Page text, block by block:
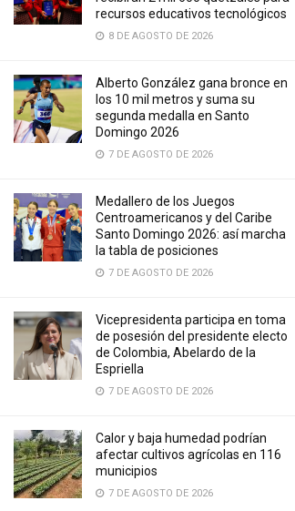
recursos educativos tecnológicos
8 DE AGOSTO DE 2026
Alberto González gana bronce en
los 10 mil metros y suma su
segunda medalla en Santo
Domingo 2026
7 DE AGOSTO DE 2026
Medallero de los Juegos
Centroamericanos y del Caribe
Santo Domingo 2026: así marcha
la tabla de posiciones
7 DE AGOSTO DE 2026
Vicepresidenta participa en toma
de posesión del presidente electo
de Colombia, Abelardo de la
Espriella
7 DE AGOSTO DE 2026
Calor y baja humedad podrían
afectar cultivos agrícolas en 116
municipios
7 DE AGOSTO DE 2026